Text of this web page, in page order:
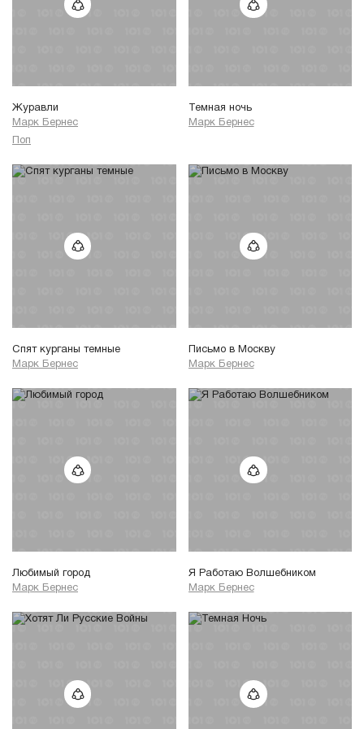
Журавли
Марк Бернес
Поп
Темная ночь
Марк Бернес
Спят курганы темные
Марк Бернес
Письмо в Москву
Марк Бернес
Любимый город
Марк Бернес
Я Работаю Волшебником
Марк Бернес